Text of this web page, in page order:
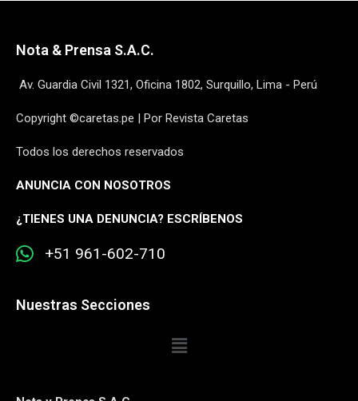
Nota & Prensa S.A.C.
Av. Guardia Civil 1321, Oficina 1802, Surquillo, Lima - Perú
Copyright ©caretas.pe | Por Revista Caretas
Todos los derechos reservados
ANUNCIA CON NOSOTROS
¿TIENES UNA DENUNCIA? ESCRÍBENOS
+51 961-602-710
Nuestras Secciones